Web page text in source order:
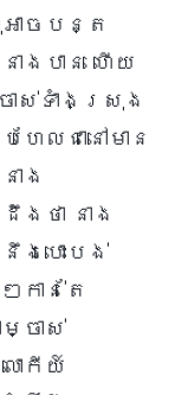
ាចបន្ត
ងបាន ហើយ
ាស់ទាំងស្រុង
ហែលជានៅមាន
ាង
ងថា នាង
ងបោះបង់
ាន់តែ
ម្ចាស់
ោកីយ៍